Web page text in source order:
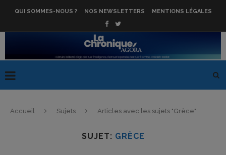
QUI SOMMES-NOUS ? NOS NEWSLETTERS MENTIONS LÉGALES
Accueil Sujets Articles avec les sujets "Grèce"
SUJET: GRÈCE